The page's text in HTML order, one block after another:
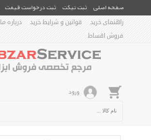
صفحه اصلی ثبت تیکت ثبت درخواست قیمت
راهنمای خرید
قوانین و شرایط خرید درباره ما
فروش اقساط
ورود